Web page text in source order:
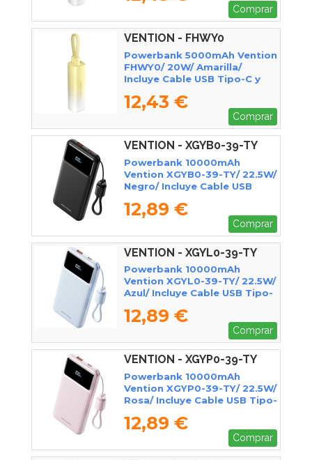
Comprar
VENTION - FHWY0
Powerbank 5000mAh Vention
FHWY0/ 20W/ Amarilla/
Incluye Cable USB Tipo-C y
12,43 €
Comprar
VENTION - XGYB0-39-TY
Powerbank 10000mAh
Vention XGYB0-39-TY/ 22.5W/
Negro/ Incluye Cable USB
12,89 €
Comprar
VENTION - XGYL0-39-TY
Powerbank 10000mAh
Vention XGYL0-39-TY/ 22.5W/
Azul/ Incluye Cable USB Tipo-
12,89 €
Comprar
VENTION - XGYP0-39-TY
Powerbank 10000mAh
Vention XGYP0-39-TY/ 22.5W/
Rosa/ Incluye Cable USB Tipo-
12,89 €
Comprar